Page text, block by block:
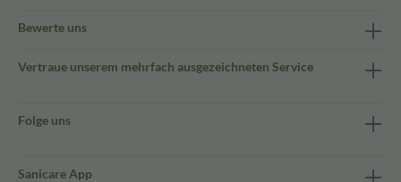
Bewerte uns
Vertraue unserem mehrfach ausgezeichneten Service
Folge uns
Sanicare App